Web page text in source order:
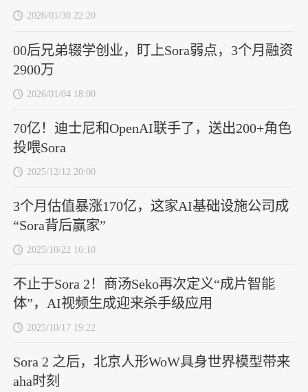
2026/01/30 22:20
00后兄弟辍学创业，盯上Sora弱点，3个月融资
2900万
2026/01/04 18:00
70亿！迪士尼和OpenAI联手了，送出200+角色
投喂Sora
2025/12/12 20:00
3个月估值暴涨170亿，这家AI基础设施公司成
“Sora背后赢家”
2025/10/22 16:10
不止于Sora 2！商汤Seko再次定义“成片智能
体”，AI视频生成迎来杀手级应用
2025/10/17 19:22
Sora 2 之后，北京人形WoW具身世界模型带来
aha时刻